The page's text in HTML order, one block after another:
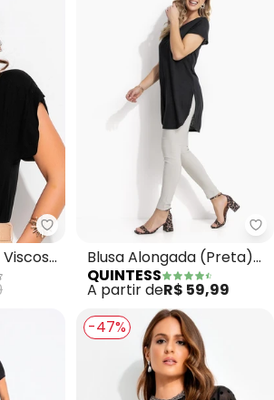
Quintess - Blusa (Preta) em
Blusa Alongada (Preta)
com Barra
Arrendondada
QUINTESS
A partir deR$ 59,99
-47%